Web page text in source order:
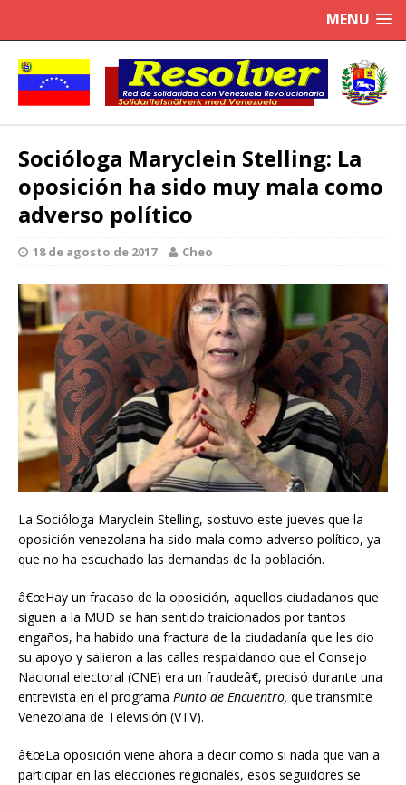
MENU
Socióloga Maryclein Stelling: La
oposición ha sido muy mala como
adverso político
18 de agosto de 2017 Cheo
La Socióloga Maryclein Stelling, sostuvo este jueves que la
oposición venezolana ha sido mala como adverso político, ya
que no ha escuchado las demandas de la población.
â€œHay un fracaso de la oposición, aquellos ciudadanos que
siguen a la MUD se han sentido traicionados por tantos
engaños, ha habido una fractura de la ciudadanía que les dio
su apoyo y salieron a las calles respaldando que el Consejo
Nacional electoral (CNE) era un fraudeâ€, precisó durante una
entrevista en el programa Punto de Encuentro, que transmite
Venezolana de Televisión (VTV).
â€œLa oposición viene ahora a decir como si nada que van a
participar en las elecciones regionales, esos seguidores se